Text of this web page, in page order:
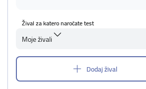
Žival za katero naročate test
Moje živali
Dodaj žival